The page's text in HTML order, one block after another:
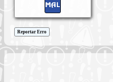
Reportar Erro